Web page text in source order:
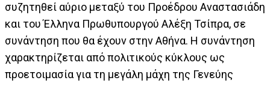
συζητηθεί αύριο μεταξύ του Προέδρου Αναστασιάδη
και του Έλληνα Πρωθυπουργού Αλέξη Τσίπρα, σε
συνάντηση που θα έχουν στην Αθήνα. Η συνάντηση
χαρακτηρίζεται από πολιτικούς κύκλους ως
προετοιμασία για τη μεγάλη μάχη της Γενεύης